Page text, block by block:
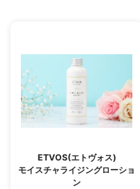
ETVOS(エトヴォス)
モイスチャライジングローショ
ン